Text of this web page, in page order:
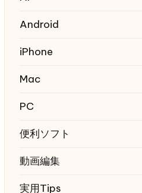
Android
iPhone
Mac
PC
便利ソフト
動画編集
実用Tips